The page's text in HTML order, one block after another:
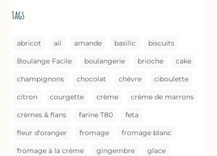
tags
abricot ail amande basilic biscuits
Boulange Facile boulangerie brioche cake
champignons chocolat chèvre ciboulette
citron courgette crème crème de marrons
crèmes & flans farine T80 feta
fleur d'oranger fromage fromage blanc
fromage à la crème gingembre glace